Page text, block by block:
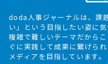
doda人事ジャーナルは、課
い」という目指したい姿に
複雑で難しいテーマだから
ぐに実践して成果に繋げら
メディアを目指しています。